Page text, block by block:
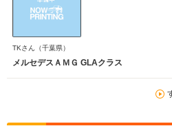
TKさん （千葉県）
メルセデスＡＭＧ GLAクラス